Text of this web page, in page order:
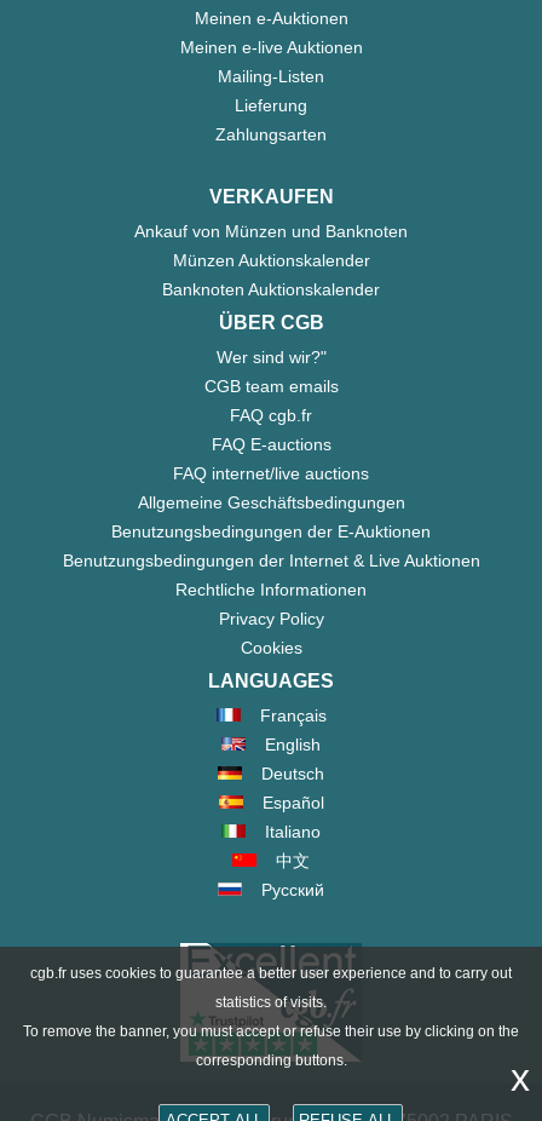
Meinen e-Auktionen
Meinen e-live Auktionen
Mailing-Listen
Lieferung
Zahlungsarten
VERKAUFEN
Ankauf von Münzen und Banknoten
Münzen Auktionskalender
Banknoten Auktionskalender
ÜBER CGB
Wer sind wir?"
CGB team emails
FAQ cgb.fr
FAQ E-auctions
FAQ internet/live auctions
Allgemeine Geschäftsbedingungen
Benutzungsbedingungen der E-Auktionen
Benutzungsbedingungen der Internet & Live Auktionen
Rechtliche Informationen
Privacy Policy
Cookies
LANGUAGES
Français
English
Deutsch
Español
Italiano
中文
Русский
cgb.fr uses cookies to guarantee a better user experience and to carry out
statistics of visits.
To remove the banner, you must accept or refuse their use by clicking on the
corresponding buttons.
x